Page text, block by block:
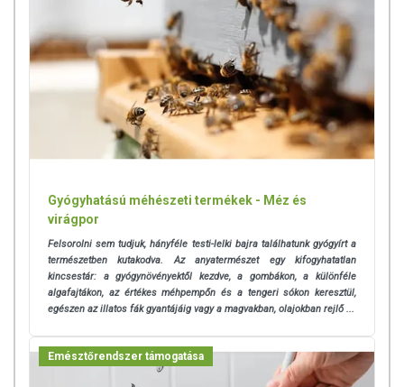
Gyógyhatású méhészeti termékek - Méz és
virágpor
Felsorolni sem tudjuk, hányféle testi-lelki bajra találhatunk gyógyírt a
természetben kutakodva. Az anyatermészet egy kifogyhatatlan
kincsestár: a gyógynövényektől kezdve, a gombákon, a különféle
algafajtákon, az értékes méhpempőn és a tengeri sókon keresztül,
egészen az illatos fák gyantájáig vagy a magvakban, olajokban rejlő ...
Emésztőrendszer támogatása